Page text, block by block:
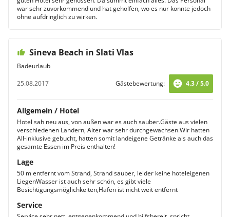
war sehr zuvorkommend und hat geholfen, wo es nur konnte jedoch
ohne aufdringlich zu wirken.
Sineva Beach in Slati Vlas
Badeurlaub
25.08.2017
Gästebewertung: 4.3 / 5.0
Allgemein / Hotel
Hotel sah neu aus, von außen war es auch sauber.Gäste aus vielen
verschiedenen Ländern, Alter war sehr durchgewachsen.Wir hatten
All-inklusive gebucht, hatten somit landeigene Getränke als auch das
gesamte Essen im Preis enthalten!
Lage
50 m entfernt vom Strand, Strand sauber, leider keine hoteleigenen
LiegenWasser ist auch sehr schön, es gibt viele
Besichtigungsmöglichkeiten,Hafen ist nicht weit entfernt
Service